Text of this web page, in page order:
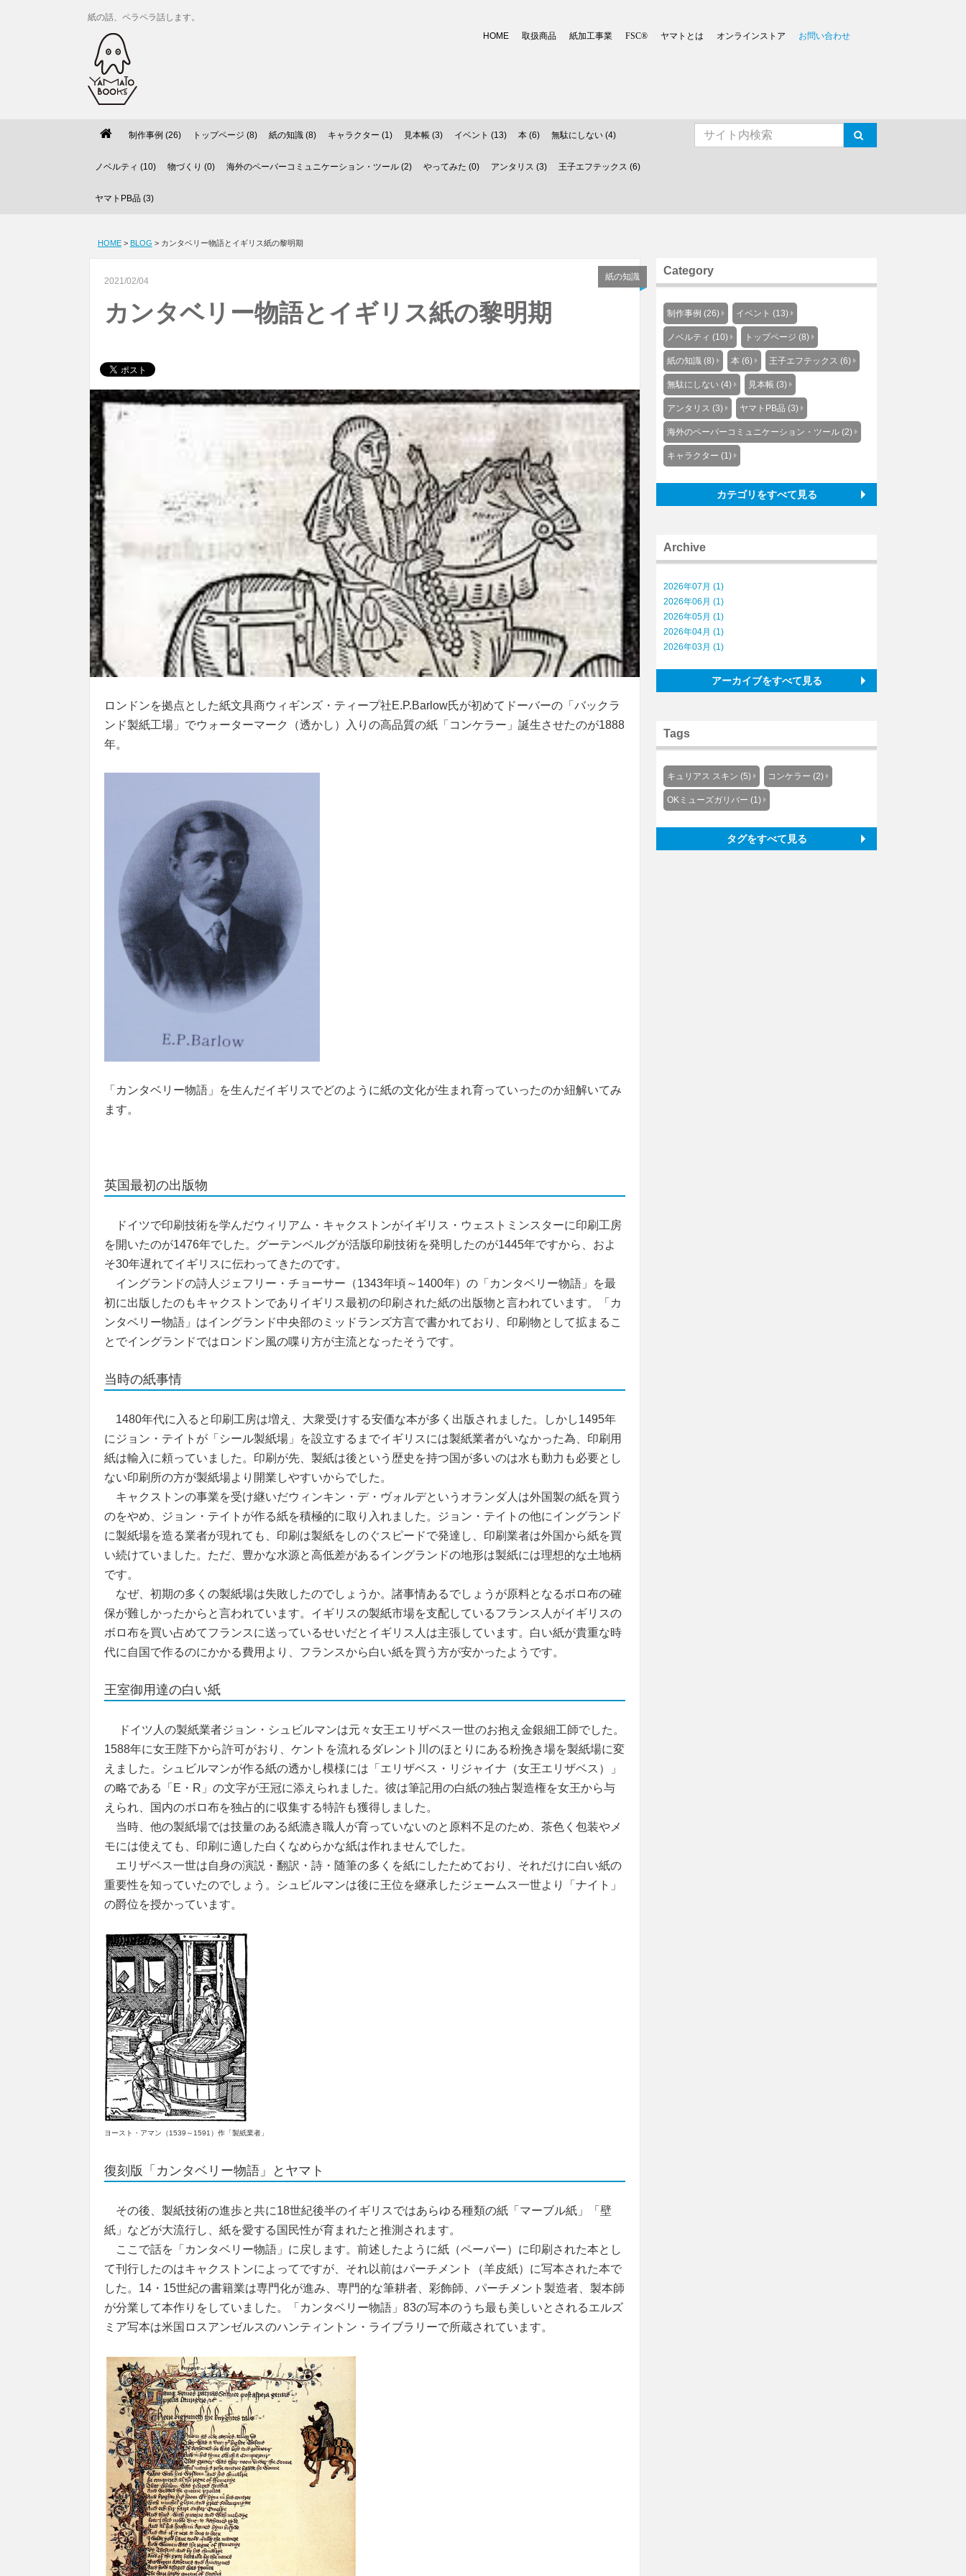
紙の話、ペラペラ話します。
HOME
取扱商品 紙加工事業 FSC® ヤマトとは オンラインストア お問い合わせ
制作事例 (26) トップページ (8) 紙の知識 (8) キャラクター (1) 見本帳 (3) イベント (13) 本 (6) 無駄にしない (4)
ノベルティ (10) 物づくり (0) 海外のペーパーコミュニケーション・ツール (2) やってみた (0) アンタリス (3) 王子エフテックス (6)
ヤマトPB品 (3)
HOME> BLOG > カンタベリー物語とイギリス紙の黎明期
紙の知識
2021/02/04
カンタベリー物語とイギリス紙の黎明期
ロンドンを拠点とした紙文具商ウィギンズ・ティープ社E.P.Barlow氏が初めてドーバーの「バックラ
ンド製紙工場」でウォーターマーク（透かし）入りの高品質の紙「コンケラー」誕生させたのが1888
年。
「カンタベリー物語」を生んだイギリスでどのように紙の文化が生まれ育っていったのか紐解いてみ
ます。
英国最初の出版物
ドイツで印刷技術を学んだウィリアム・キャクストンがイギリス・ウェストミンスターに印刷工房
を開いたのが1476年でした。グーテンベルグが活版印刷技術を発明したのが1445年ですから、およ
そ30年遅れてイギリスに伝わってきたのです。
イングランドの詩人ジェフリー・チョーサー（1343年頃～1400年）の「カンタベリー物語」を最
初に出版したのもキャクストンでありイギリス最初の印刷された紙の出版物と言われています。「カ
ンタベリー物語」はイングランド中央部のミッドランズ方言で書かれており、印刷物として拡まるこ
とでイングランドではロンドン風の喋り方が主流となったそうです。
当時の紙事情
1480年代に入ると印刷工房は増え、大衆受けする安価な本が多く出版されました。しかし1495年
にジョン・テイトが「シール製紙場」を設立するまでイギリスには製紙業者がいなかった為、印刷用
紙は輸入に頼っていました。印刷が先、製紙は後という歴史を持つ国が多いのは水も動力も必要とし
ない印刷所の方が製紙場より開業しやすいからでした。
キャクストンの事業を受け継いだウィンキン・デ・ヴォルデというオランダ人は外国製の紙を買う
のをやめ、ジョン・テイトが作る紙を積極的に取り入れました。ジョン・テイトの他にイングランド
に製紙場を造る業者が現れても、印刷は製紙をしのぐスピードで発達し、印刷業者は外国から紙を買
い続けていました。ただ、豊かな水源と高低差があるイングランドの地形は製紙には理想的な土地柄
です。
なぜ、初期の多くの製紙場は失敗したのでしょうか。諸事情あるでしょうが原料となるボロ布の確
保が難しかったからと言われています。イギリスの製紙市場を支配しているフランス人がイギリスの
ボロ布を買い占めてフランスに送っているせいだとイギリス人は主張しています。白い紙が貴重な時
代に自国で作るのにかかる費用より、フランスから白い紙を買う方が安かったようです。
王室御用達の白い紙
ドイツ人の製紙業者ジョン・シュビルマンは元々女王エリザベス一世のお抱え金銀細工師でした。
1588年に女王陛下から許可がおり、ケントを流れるダレント川のほとりにある粉挽き場を製紙場に変
えました。シュビルマンが作る紙の透かし模様には「エリザベス・リジャイナ（女王エリザベス）」
の略である「E・R」の文字が王冠に添えられました。彼は筆記用の白紙の独占製造権を女王から与
えられ、国内のボロ布を独占的に収集する特許も獲得しました。
当時、他の製紙場では技量のある紙漉き職人が育っていないのと原料不足のため、茶色く包装やメ
モには使えても、印刷に適した白くなめらかな紙は作れませんでした。
エリザベス一世は自身の演説・翻訳・詩・随筆の多くを紙にしたためており、それだけに白い紙の
重要性を知っていたのでしょう。シュビルマンは後に王位を継承したジェームス一世より「ナイト」
の爵位を授かっています。
ヨースト・アマン（1539～1591）作「製紙業者」
復刻版「カンタベリー物語」とヤマト
その後、製紙技術の進歩と共に18世紀後半のイギリスではあらゆる種類の紙「マーブル紙」「壁
紙」などが大流行し、紙を愛する国民性が育まれたと推測されます。
ここで話を「カンタベリー物語」に戻します。前述したように紙（ペーパー）に印刷された本とし
て刊行したのはキャクストンによってですが、それ以前はパーチメント（羊皮紙）に写本された本で
した。14・15世紀の書籍業は専門化が進み、専門的な筆耕者、彩飾師、パーチメント製造者、製本師
が分業して本作りをしていました。「カンタベリー物語」83の写本のうち最も美しいとされるエルズ
ミア写本は米国ロスアンゼルスのハンティントン・ライブラリーで所蔵されています。
Category
制作事例 (26) イベント (13)
ノベルティ (10) トップページ (8)
紙の知識 (8) 本 (6) 王子エフテックス (6)
無駄にしない (4) 見本帳 (3)
アンタリス (3) ヤマトPB品 (3)
海外のペーパーコミュニケーション・ツール (2)
キャラクター (1)
カテゴリをすべて見る
Archive
2026年07月 (1)
2026年06月 (1)
2026年05月 (1)
2026年04月 (1)
2026年03月 (1)
アーカイブをすべて見る
Tags
キュリアス スキン (5) コンケラー (2)
OKミューズガリバー (1)
タグをすべて見る